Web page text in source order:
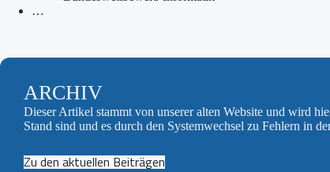
…
ARCHIV
Dieser Artikel stammt von unserer alten Website und wird
Stand sind und es durch den Systemwechsel zu Fehlern in
Zu den aktuellen Beiträgen